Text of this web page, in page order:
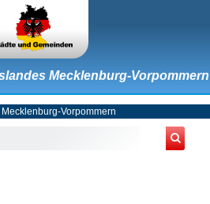
Mecklenburg-Vorpommern
Vorpommern